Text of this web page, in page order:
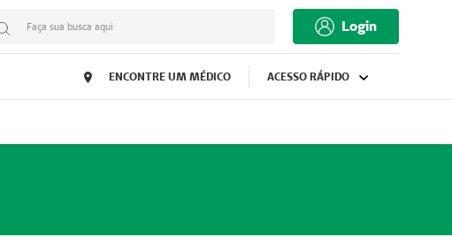
Faça sua busca aqui Login
ENCONTRE UM MÉDICO ACESSO RÁPIDO